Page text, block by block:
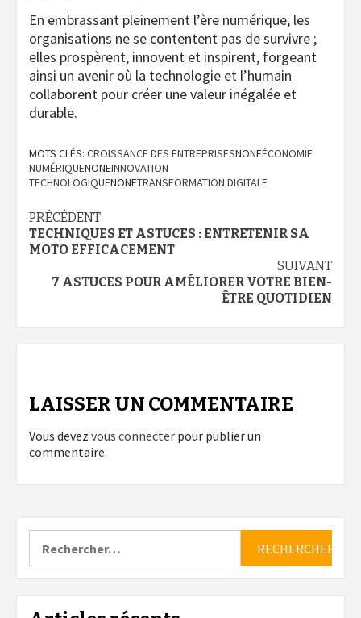
En embrassant pleinement l’ère numérique, les
organisations ne se contentent pas de survivre ;
elles prospèrent, innovent et inspirent, forgeant
ainsi un avenir où la technologie et l’humain
collaborent pour créer une valeur inégalée et
durable.
MOTS CLÉS: CROISSANCE DES ENTREPRISESNONEÉCONOMIE
NUMÉRIQUENONEINNOVATION
TECHNOLOGIQUENONETRANSFORMATION DIGITALE
Navigation
d’article
PRÉCÉDENT
TECHNIQUES ET ASTUCES : ENTRETENIR SA
MOTO EFFICACEMENT
SUIVANT
7 ASTUCES POUR AMÉLIORER VOTRE BIEN-
ÊTRE QUOTIDIEN
LAISSER UN COMMENTAIRE
Vous devez vous connecter pour publier un
commentaire.